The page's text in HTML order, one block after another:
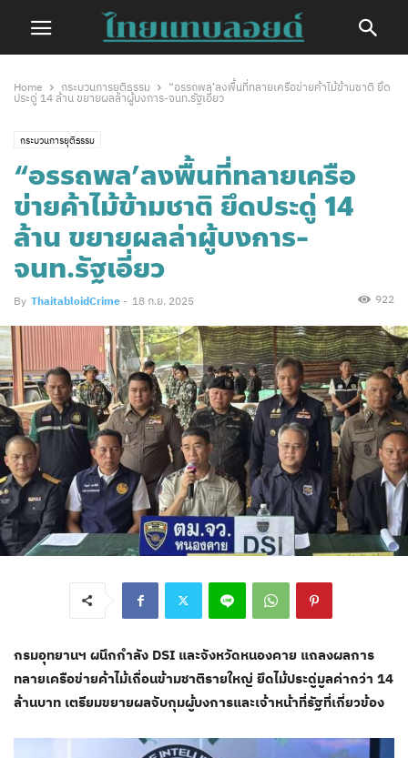
Home กระบวนการยุติธรรม
“อรรถพล’ลงพื้นที่ทลายเครือข่ายค้าไม้ข้ามชาติ ยึด
ประดู่ 14 ล้าน ขยายผลล่าผู้บงการ-จนท.รัฐเอี่ยว
กระบวนการยุติธรรม
“อรรถพล’ลงพื้นที่ทลายเครือ
ข่ายค้าไม้ข้ามชาติ ยึดประดู่ 14
ล้าน ขยายผลล่าผู้บงการ-
จนท.รัฐเอี่ยว
By ThaitabloidCrime - 18 ก.ย. 2025 922
กรมอุทยานฯ ผนึกกำลัง DSI และจังหวัดหนองคาย แถลงผลการ
ทลายเครือข่ายค้าไม้เถื่อนข้ามชาติรายใหญ่ ยึดไม้ประดู่มูลค่ากว่า 14
ล้านบาท เตรียมขยายผลจับกุมผู้บงการและเจ้าหน้าที่รัฐที่เกี่ยวข้อง